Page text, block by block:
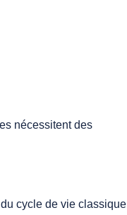
nécessitent des
cycle de vie classique